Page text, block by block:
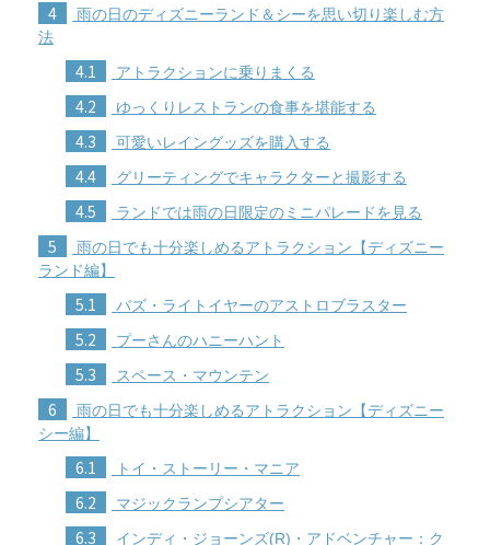
4
雨の日のディズニーランド＆シーを思い切り楽しむ方
法
4.1 アトラクションに乗りまくる
4.2 ゆっくりレストランの食事を堪能する
4.3 可愛いレイングッズを購入する
4.4 グリーティングでキャラクターと撮影する
4.5 ランドでは雨の日限定のミニパレードを見る
5
雨の日でも十分楽しめるアトラクション【ディズニー
ランド編】
5.1 バズ・ライトイヤーのアストロブラスター
5.2 プーさんのハニーハント
5.3 スペース・マウンテン
6
雨の日でも十分楽しめるアトラクション【ディズニー
シー編】
6.1 トイ・ストーリー・マニア
6.2 マジックランプシアター
6.3 インディ・ジョーンズ(R)・アドベンチャー：ク